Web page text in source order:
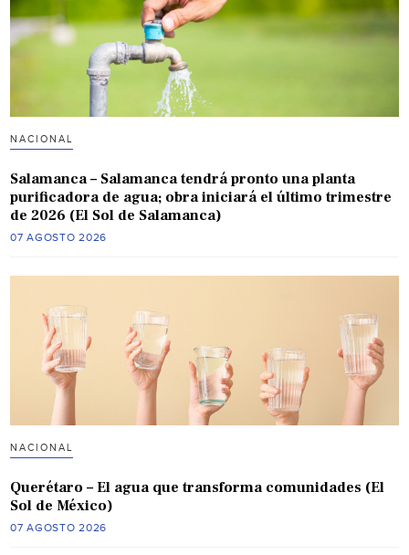
NACIONAL
Salamanca – Salamanca tendrá pronto una planta
purificadora de agua; obra iniciará el último trimestre
de 2026 (El Sol de Salamanca)
07 AGOSTO 2026
NACIONAL
Querétaro – El agua que transforma comunidades (El
Sol de México)
07 AGOSTO 2026